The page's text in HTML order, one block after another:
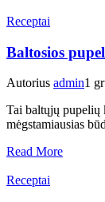
Receptai
Baltosios
Autorius admin1
Tai baltųjų pupelių
mėgstamiausias
Read More
Receptai